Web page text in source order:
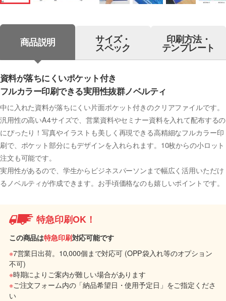
商品説明 サイズ・
スペック
印刷方法・
テンプレート
資料が落ちにくいポケット付き
フルカラー印刷できる実用性抜群ノベルティ
中に入れた資料が落ちにくい片面ポケット付きのクリアファイルです。
汎用性の高いA4サイズで、営業資料やセミナー資料を入れて配布するの
にぴったり！写真やイラストも美しく再現できる高精細なフルカラー印
刷で、ポケット部分にもデザインを入れられます。10枚からの小ロット
注文も可能です。
実用性があるので、学生からビジネスパーソンまで幅広く活用いただけ
るノベルティが作成できます。お手頃価格なのも嬉しいポイントです。
特急印刷OK！
この商品は特急印刷対応可能です
※7営業日出荷。10,000個まで対応可 (OPP袋入れ等のオプション
不可)
※時期によりご案内が難しい場合があります
※ご注文フォーム内の「納品希望日・使用予定日」をご指定くださ
い